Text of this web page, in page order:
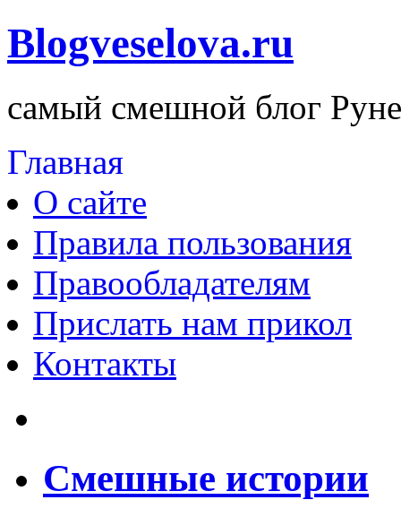
Blogveselova.ru
самый смешной блог
Главная
О сайте
Правила пользования
Правообладателям
Прислать нам прикол
Контакты
Смешные истории